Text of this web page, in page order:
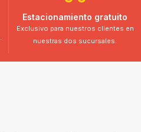
Estacionamiento gratuito
Exclusivo para nuestros clientes en
nuestras dos sucursales.